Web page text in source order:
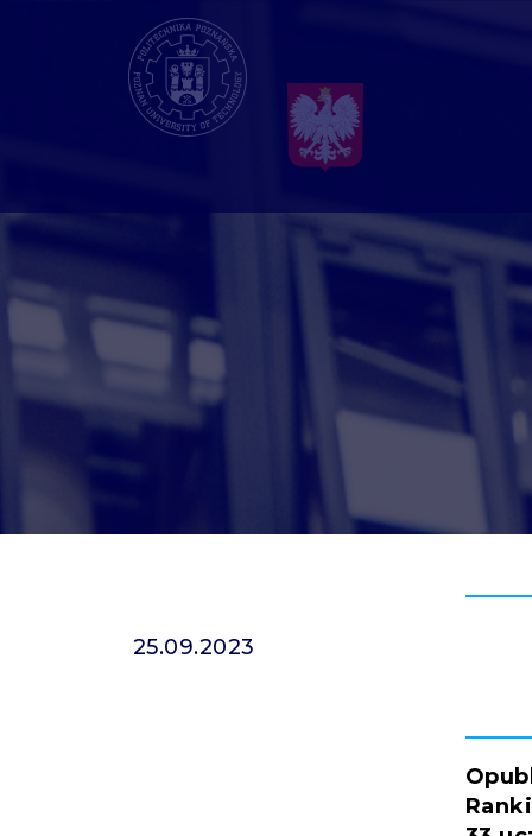
25.09.2023